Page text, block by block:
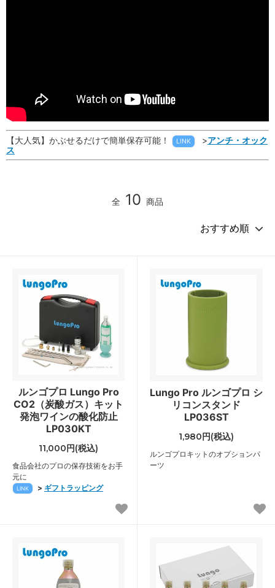
【大人気】かぶせるだけで簡単保存可能！ LINK >アンチ・オック
ス
全 10 商品
ルンゴプロ Lungo Pro
CO2（炭酸ガス）キット
発泡ワインの酸化防止
LP030KT
11,000円(税込)
食品会社のプロの保存技術をお手
元に
LINK > ギフトラッピング
Lungo Pro ルンゴプロ シ
リコンスタンド
LP036ST
1,980円(税込)
ルンゴプロキットのオプションパ
ーツ